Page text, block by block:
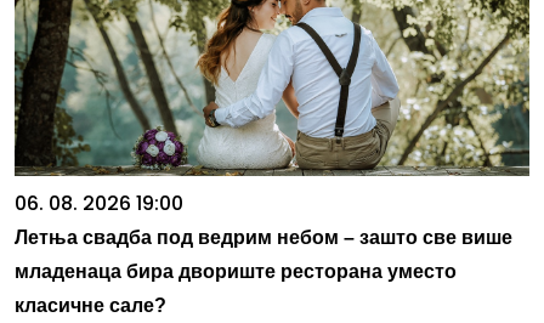
06. 08. 2026 19:00
Летња свадба под ведрим небом – зашто све више
младенаца бира двориште ресторана уместо
класичне сале?